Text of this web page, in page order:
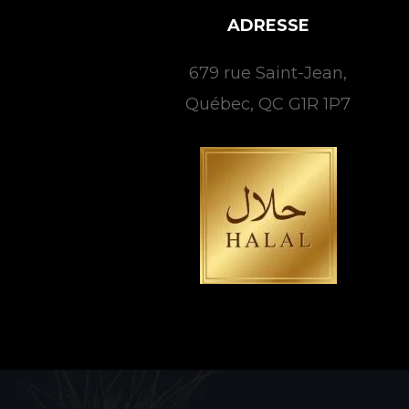
ADRESSE
679 rue Saint-Jean,
Québec, QC G1R 1P7